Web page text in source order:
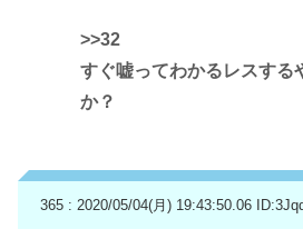
>>32
すぐ嘘ってわかるレスする
か？
365 : 2020/05/04(月) 19:43:50.06